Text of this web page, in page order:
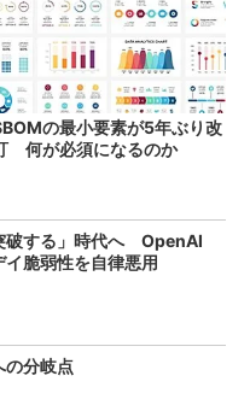
の最小要素が5年ぶり改
何が必須になるのか
破する」時代へ OpenAI
脆弱性を自律悪用
の分岐点